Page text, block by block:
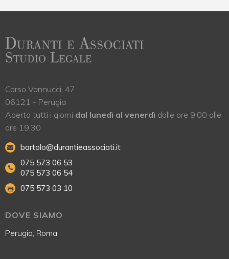
Corso Vannucci, 47
06121 - Perugia
Aperto tutti i giorni dal lunedì al venerdì dalle ore 9.00 alle
ore 19.30
bartolo@durantieassociati.it
075 573 06 53
075 573 06 54
075 573 03 10
DOVE SIAMO
Perugia, Roma